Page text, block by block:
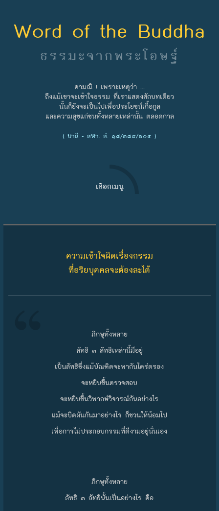
Word of the Buddha
ธรรมะจากพระโอษฐ์
คามณิ ! เพราะเหตุว่า ...
ถึงแม้เขาจะเข้าใจธรรม ที่เราแสดงสักบทเดียว
นั้นก็ยังจะเป็นไปเพื่อประโยชน์เกื้อกูล
และความสุขแก่ชนทั้งหลายเหล่านั้น ตลอดกาล
( บาลี - สฬา. สํ. ๑๘/๓๘๙/๖๐๕ )
เลือกเมนู
ความเข้าใจผิดเรื่องกรรม
ที่อริยบุคคลจะต้องละได้
ภิกษุทั้งหลาย
ลัทธิ ๓ ลัทธิเหล่านี้มีอยู่
เป็นลัทธิซึ่งแม้บัณฑิตจะพากันไตร่ตรอง
จะหยิบขึ้นตรวจสอบ
จะหยิบขึ้นวิพากษ์วิจารณ์กันอย่างไร
แม้จะบิดผันกันมาอย่างไร ก็ชวนให้น้อมไป
เพื่อการไม่ประกอบกรรมที่ดีงามอยู่นั่นเอง
ภิกษุทั้งหลาย
ลัทธิ ๓ ลัทธินั้นเป็นอย่างไร คือ